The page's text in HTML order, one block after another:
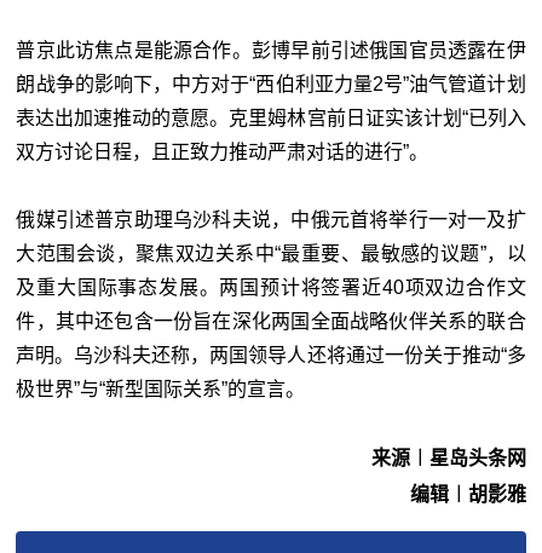
普京此访焦点是能源合作。彭博早前引述俄国官员透露在伊
朗战争的影响下，中方对于“西伯利亚力量2号”油气管道计划
表达出加速推动的意愿。克里姆林宫前日证实该计划“已列入
双方讨论日程，且正致力推动严肃对话的进行”。
俄媒引述普京助理乌沙科夫说，中俄元首将举行一对一及扩
大范围会谈，聚焦双边关系中“最重要、最敏感的议题”，以
及重大国际事态发展。两国预计将签署近40项双边合作文
件，其中还包含一份旨在深化两国全面战略伙伴关系的联合
声明。乌沙科夫还称，两国领导人还将通过一份关于推动“多
极世界”与“新型国际关系”的宣言。
来源︱星岛头条网
编辑︱胡影雅